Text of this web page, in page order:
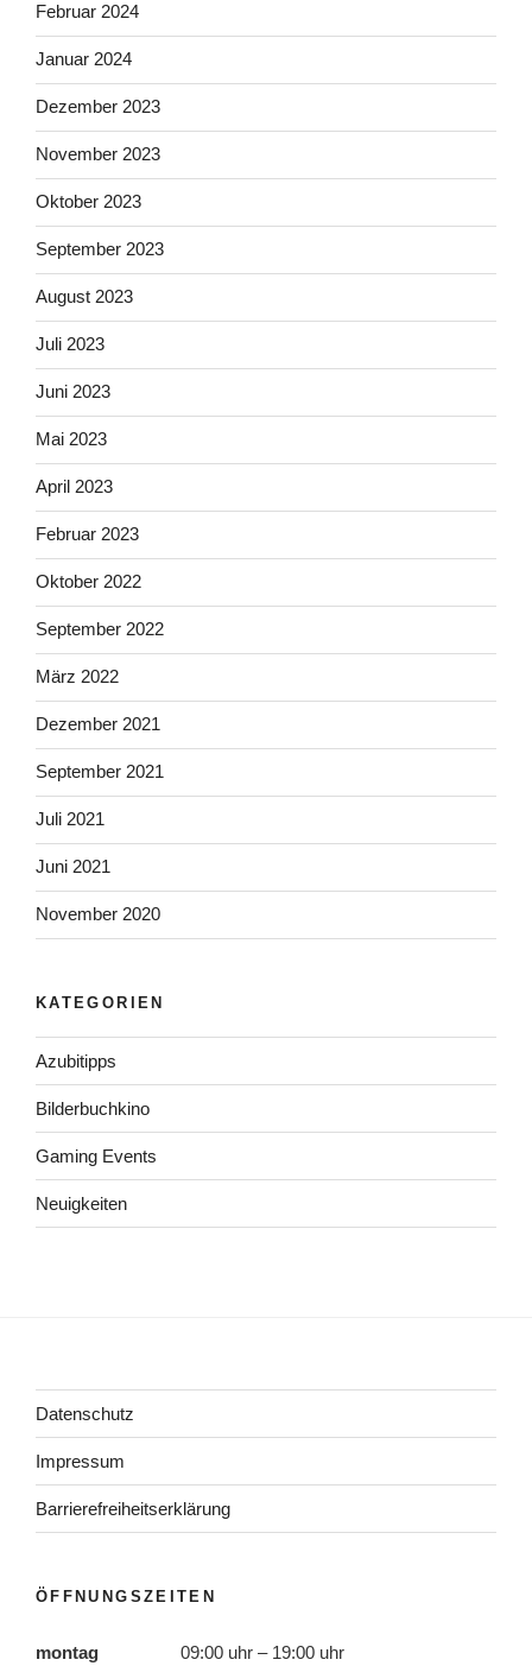
Februar 2024
Januar 2024
Dezember 2023
November 2023
Oktober 2023
September 2023
August 2023
Juli 2023
Juni 2023
Mai 2023
April 2023
Februar 2023
Oktober 2022
September 2022
März 2022
Dezember 2021
September 2021
Juli 2021
Juni 2021
November 2020
KATEGORIEN
Azubitipps
Bilderbuchkino
Gaming Events
Neuigkeiten
Datenschutz
Impressum
Barrierefreiheitserklärung
ÖFFNUNGSZEITEN
montag 09:00 uhr – 19:00 uhr